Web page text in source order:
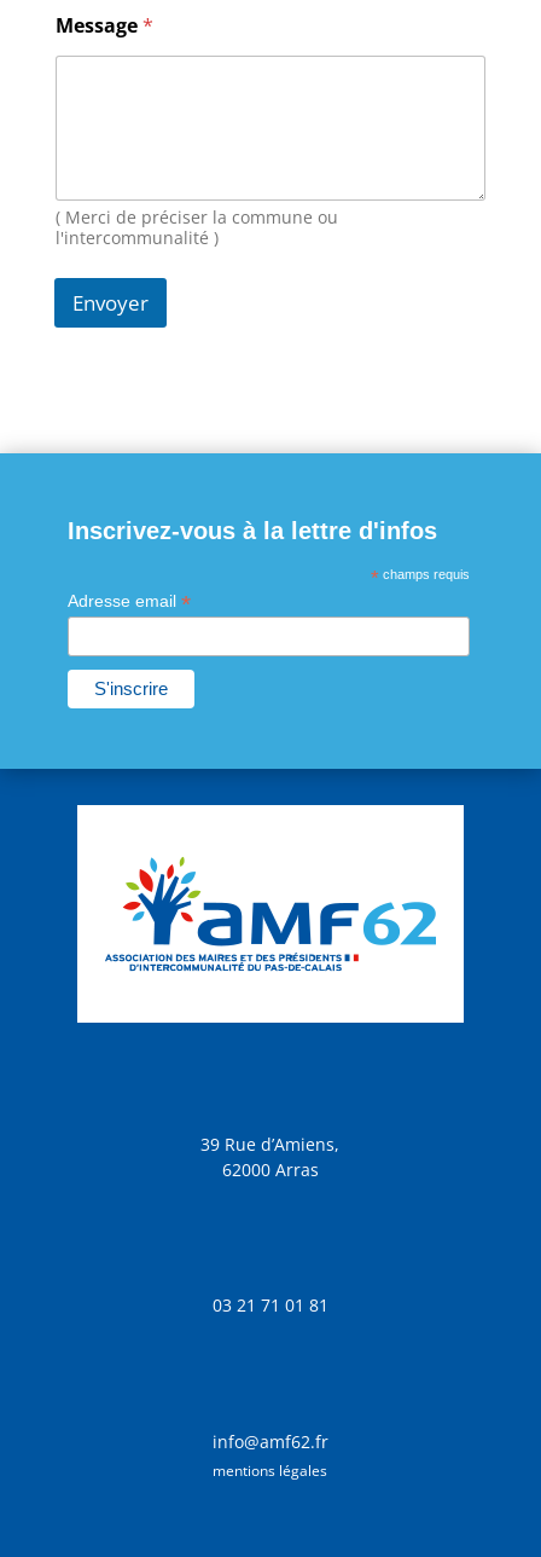
M
e
s
o
m
Message*
( Merci de préciser la commune ou
l'intercommunalité )
Envoyer
Inscrivez-vous à la lettre d'infos
* champs requis
Adresse email *
39 Rue d’Amiens,
62000 Arras
03 21 71 01 81
info@amf62.fr
mentions légales